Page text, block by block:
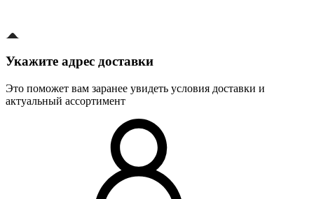
Укажите адрес доставки
Это поможет вам заранее увидеть условия доставки и
актуальный ассортимент